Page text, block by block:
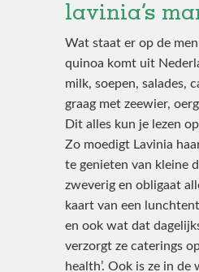
lavinia’s
Wat staat er op de
quinoa komt uit
milk, soepen, salades,
graag met zeewier,
Dit alles kun je lezen
Zo moedigt Lavinia
te genieten van kleine
zweverig en obligaat
kaart van een
en ook wat dat
verzorgt ze caterings
health’. Ook is ze in